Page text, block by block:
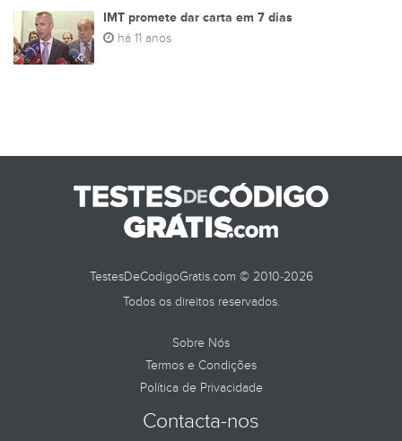
IMT promete dar carta em 7 dias
há 11 anos
TestesDeCodigoGratis.com © 2010-2026
Todos os direitos reservados.
Sobre Nós
Termos e Condições
Política de Privacidade
Contacta-nos